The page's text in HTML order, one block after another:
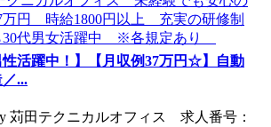
性活躍中！】【月収例37万円☆】自動
...
苅田テクニカルオフィス 求人番号：